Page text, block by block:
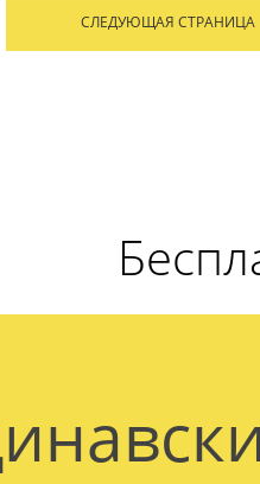
СЛЕДУЮЩАЯ СТРАНИЦА